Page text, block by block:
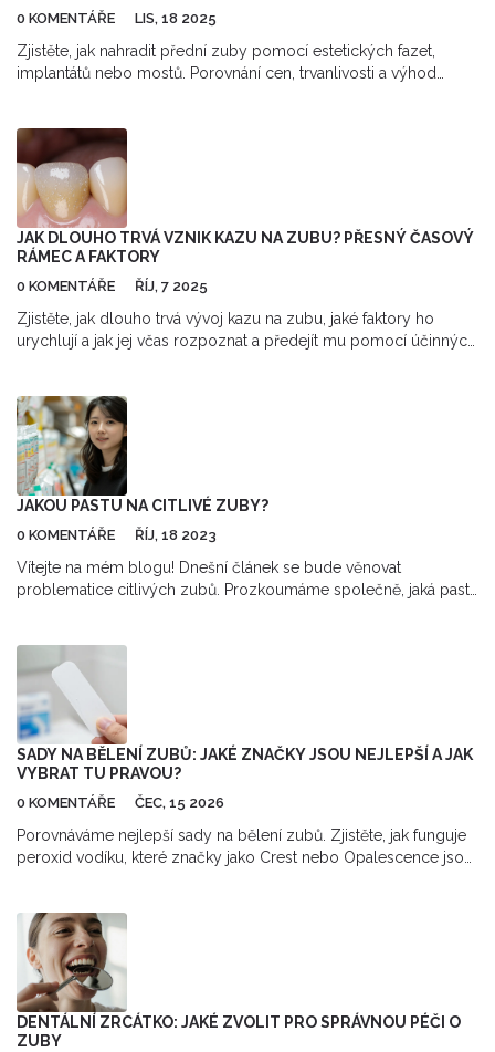
0 KOMENTÁŘE LIS, 18 2025
Zjistěte, jak nahradit přední zuby pomocí estetických fazet,
implantátů nebo mostů. Porovnání cen, trvanlivosti a výhod
JAK DLOUHO TRVÁ VZNIK KAZU NA ZUBU? PŘESNÝ ČASOVÝ
RÁMEC A FAKTORY
0 KOMENTÁŘE ŘÍJ, 7 2025
Zjistěte, jak dlouho trvá vývoj kazu na zubu, jaké faktory ho
urychlují a jak jej včas rozpoznat a předejít mu pomocí účinných
JAKOU PASTU NA CITLIVÉ ZUBY?
0 KOMENTÁŘE ŘÍJ, 18 2023
Vítejte na mém blogu! Dnešní článek se bude věnovat
problematice citlivých zubů. Prozkoumáme společně, jaká pasta
společně zvládneme i toto!
SADY NA BĚLENÍ ZUBŮ: JAKÉ ZNAČKY JSOU NEJLEPŠÍ A JAK
VYBRAT TU PRAVOU?
0 KOMENTÁŘE ČEC, 15 2026
Porovnáváme nejlepší sady na bělení zubů. Zjistěte, jak funguje
peroxid vodíku, které značky jako Crest nebo Opalescence jsou
DENTÁLNÍ ZRCÁTKO: JAKÉ ZVOLIT PRO SPRÁVNOU PÉČI O
ZUBY